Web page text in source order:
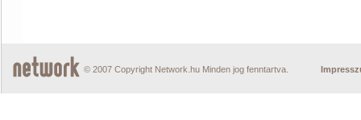
© 2007 Copyright Network.hu Minden jog fenntartva.